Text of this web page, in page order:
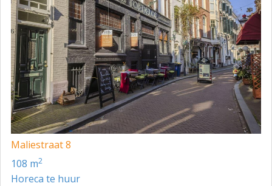
Maliestraat 8
108 m2
Horeca te huur